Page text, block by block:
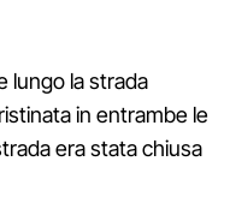
lungo la strada
in entrambe le
era stata chiusa